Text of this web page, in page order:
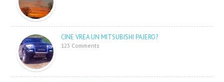
CINE VREA UN MITSUBISHI PAJERO?
123 Comments